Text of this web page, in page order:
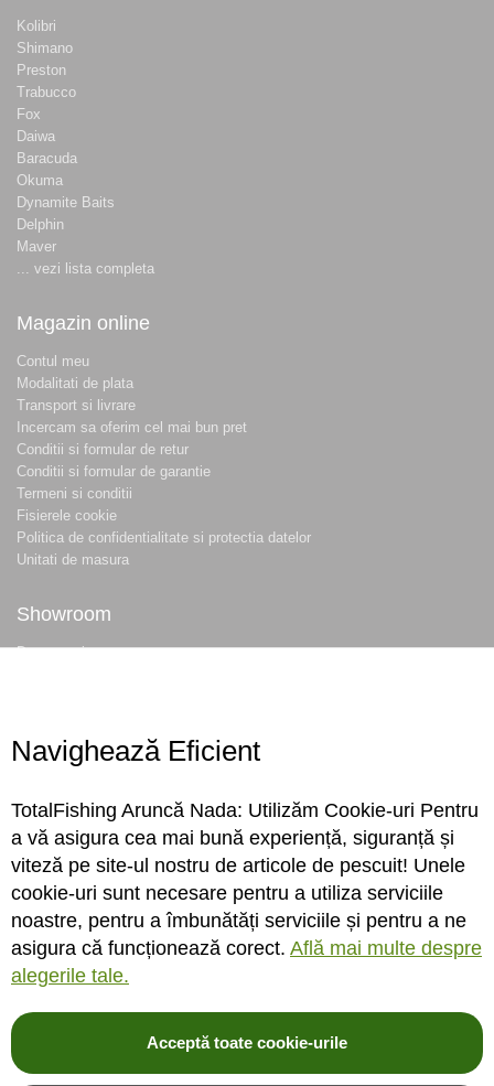
Kolibri
Shimano
Preston
Trabucco
Fox
Daiwa
Baracuda
Okuma
Dynamite Baits
Delphin
Maver
... vezi lista completa
Magazin online
Contul meu
Modalitati de plata
Transport si livrare
Incercam sa oferim cel mai bun pret
Conditii si formular de retur
Conditii si formular de garantie
Termeni si conditii
Fisierele cookie
Politica de confidentialitate si protectia datelor
Unitati de masura
Showroom
Despre noi
Conecteaza-te
Sa ne cunoastem mai bine. Vino alaturi de noi pe reteaua ta preferata. Te
asteptam cu stiri, surprize, concursuri, premii ...
Navighează Eficient
TotalFishing Aruncă Nada: Utilizăm Cookie-uri Pentru
a vă asigura cea mai bună experiență, siguranță și
viteză pe site-ul nostru de articole de pescuit! Unele
cookie-uri sunt necesare pentru a utiliza serviciile
noastre, pentru a îmbunătăți serviciile și pentru a ne
asigura că funcționează corect. Află mai multe despre
alegerile tale.
Acceptă toate cookie-urile